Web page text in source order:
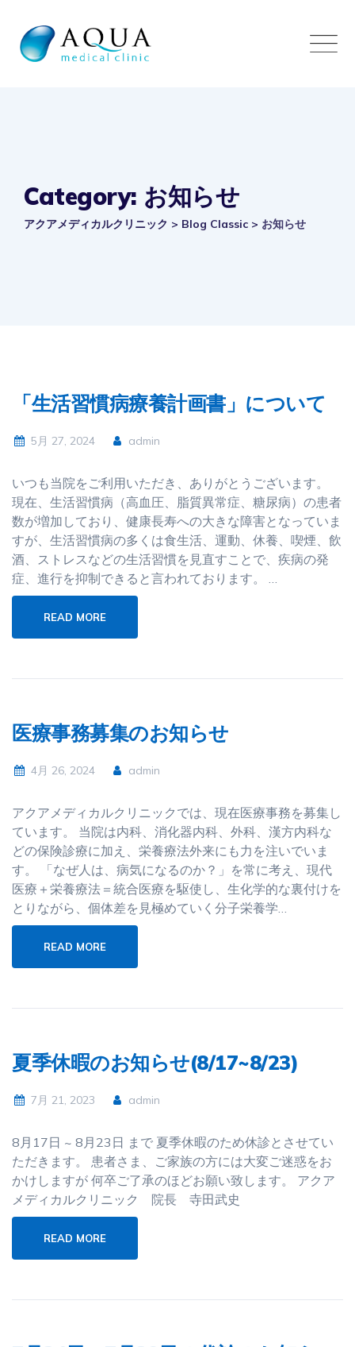
content
Category: お知らせ
アクアメディカルクリニック > Blog Classic > お知らせ
「生活習慣病療養計画書」について
5月 27, 2024 admin
いつも当院をご利用いただき、ありがとうございます。
現在、生活習慣病（高血圧、脂質異常症、糖尿病）の患者
数が増加しており、健康長寿への大きな障害となっていま
すが、生活習慣病の多くは食生活、運動、休養、喫煙、飲
酒、ストレスなどの生活習慣を見直すことで、疾病の発
症、進行を抑制できると言われております。 …
READ MORE
医療事務募集のお知らせ
4月 26, 2024 admin
アクアメディカルクリニックでは、現在医療事務を募集し
ています。 当院は内科、消化器内科、外科、漢方内科な
どの保険診療に加え、栄養療法外来にも力を注いでいま
す。 「なぜ人は、病気になるのか？」を常に考え、現代
医療＋栄養療法＝統合医療を駆使し、生化学的な裏付けを
とりながら、個体差を見極めていく分子栄養学…
READ MORE
夏季休暇のお知らせ(8/17~8/23)
7月 21, 2023 admin
8月17日 ~ 8月23日 まで 夏季休暇のため休診とさせてい
ただきます。 患者さま、ご家族の方には大変ご迷惑をお
かけしますが 何卒ご了承のほどお願い致します。 アクア
メディカルクリニック 院長 寺田武史
READ MORE